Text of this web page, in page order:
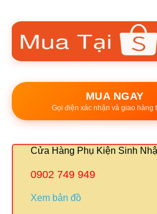
MUA NGAY
Gọi điện xác nhận và giao hàng
Cửa Hàng Phụ Kiện Sinh
0902 749 949
Xem bản đồ